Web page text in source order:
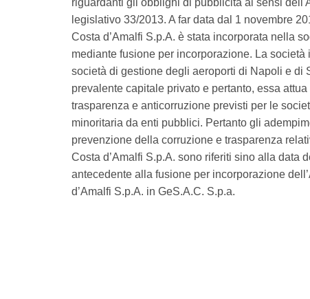
riguardanti gli obblighi di pubblicità ai sensi
legislativo 33/2013. A far data dal 1 novembre
Costa d’Amalfi S.p.A. è stata incorporata nella
mediante fusione per incorporazione. La società
società di gestione degli aeroporti di Napoli e di
prevalente capitale privato e pertanto, essa
trasparenza e anticorruzione previsti per le
minoritaria da enti pubblici. Pertanto gli
prevenzione della corruzione e trasparenza
Costa d’Amalfi S.p.A. sono riferiti sino alla data
antecedente alla fusione per incorporazione
d’Amalfi S.p.A. in GeS.A.C. S.p.a.